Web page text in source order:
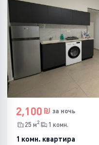
2,100
за ночь
25 м2 1 комн.
1 комн. квартира